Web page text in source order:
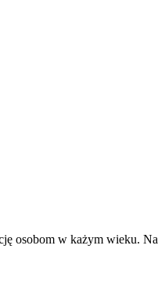
osobom w każym wieku.